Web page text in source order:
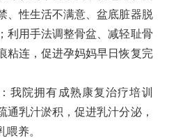
、性生活不满意、盆底脏器脱
利用手法调整骨盆、减轻耻骨
粘连，促进孕妈妈早日恢复完
我院拥有成熟康复治疗培训
通乳汁淤积，促进乳汁分泌，
喂养。